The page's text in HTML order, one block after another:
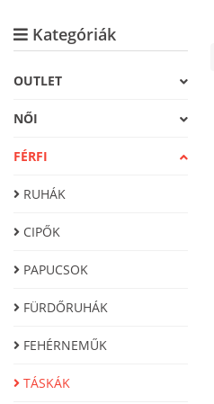
Kategóriák
OUTLET
NŐI
FÉRFI
RUHÁK
CIPŐK
PAPUCSOK
FÜRDŐRUHÁK
FEHÉRNEMŰK
TÁSKÁK